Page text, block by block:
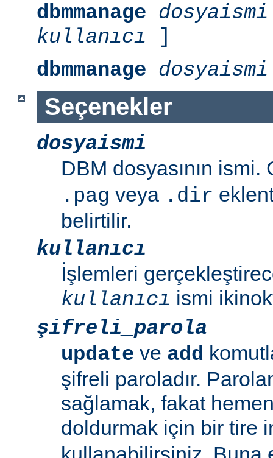
dbmmanage dosyaismi
kullanıcı ]
dbmmanage dosyaismi
Seçenekler
dosyaismi
DBM dosyasının
.pag veya .dir
belirtilir.
kullanıcı
İşlemleri
kullanıcı ismi
şifreli_parola
update ve add
şifreli paroladır.
sağlamak, fakat
doldurmak için bir tire